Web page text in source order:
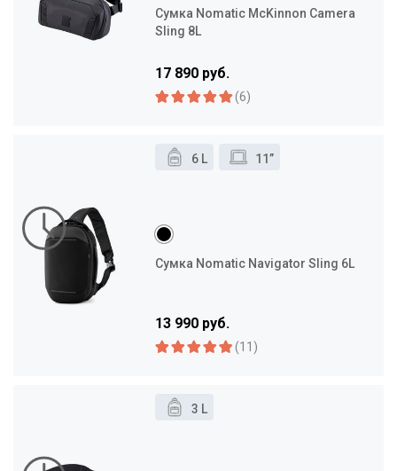
Сумка Nomatic McKinnon Camera
Sling 8L
17 890 руб.
(6)
6 L 11”
Сумка Nomatic Navigator Sling 6L
13 990 руб.
(11)
3 L